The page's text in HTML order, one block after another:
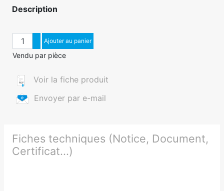
Description
QuantitéAugmenter quantité
Diminuer quantité
Ajouter au panier
Vendu par pièce
Voir la fiche produit
Envoyer par e-mail
Fiches techniques (Notice, Document,
Certificat...)